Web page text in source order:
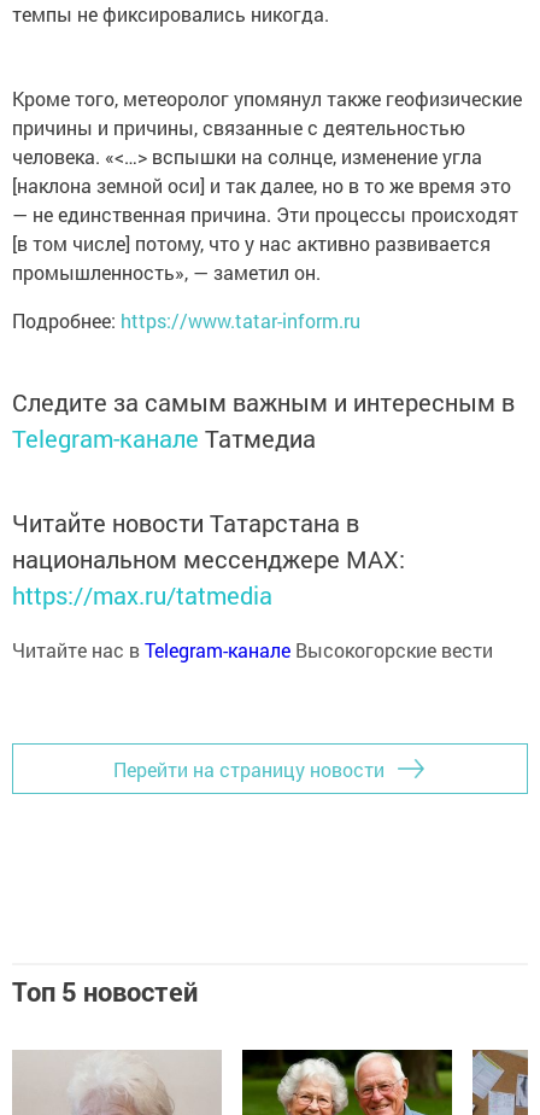
темпы не фиксировались никогда.
Кроме того, метеоролог упомянул также геофизические
причины и причины, связанные с деятельностью
человека. «<…> вспышки на солнце, изменение угла
[наклона земной оси] и так далее, но в то же время это
— не единственная причина. Эти процессы происходят
[в том числе] потому, что у нас активно развивается
промышленность», — заметил он.
Подробнее: https://www.tatar-inform.ru
Следите за самым важным и интересным в
Telegram-канале Татмедиа
Читайте новости Татарстана в
национальном мессенджере MАХ:
https://max.ru/tatmedia
Читайте нас вTelegram-канале Высокогорские вести
Перейти на страницу новости
Топ 5 новостей